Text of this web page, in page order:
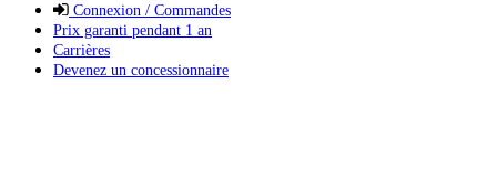
Connexion / Commandes
Prix garanti pendant 1 an
Carrières
Devenez un concessionnaire